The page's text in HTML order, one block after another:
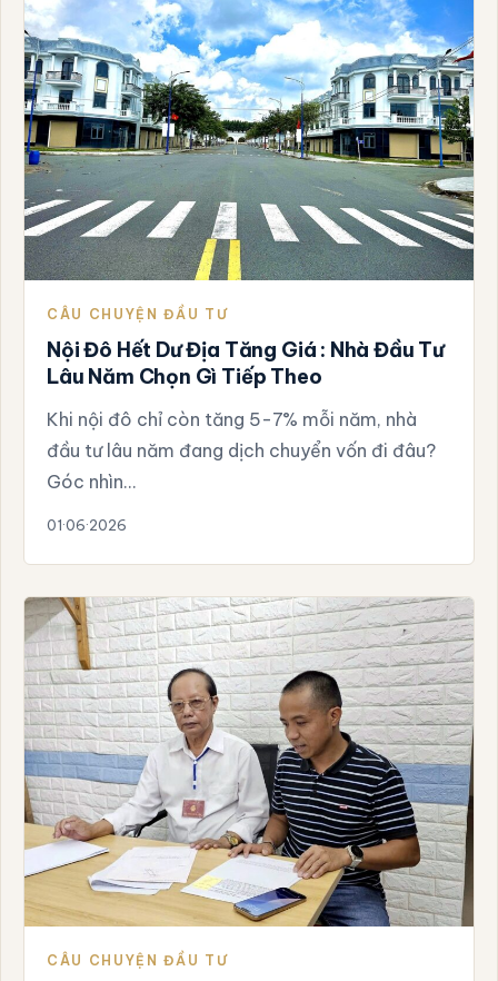
CÂU CHUYỆN ĐẦU TƯ
Nội Đô Hết Dư Địa Tăng Giá : Nhà Đầu Tư
Lâu Năm Chọn Gì Tiếp Theo
Khi nội đô chỉ còn tăng 5-7% mỗi năm, nhà
đầu tư lâu năm đang dịch chuyển vốn đi đâu?
Góc nhìn…
01·06·2026
CÂU CHUYỆN ĐẦU TƯ